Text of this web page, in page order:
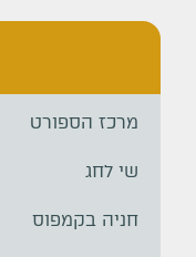
מרכז הספורט
שי לחג
חניה בקמפוס